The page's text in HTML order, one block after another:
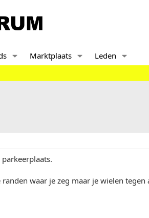
Marktplaats Leden
waar je zeg maar je wielen tegen